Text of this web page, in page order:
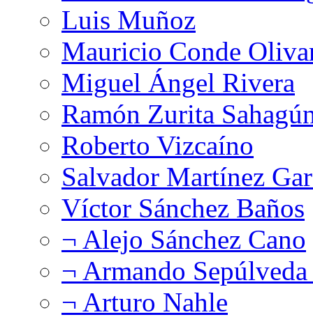
Luis Muñoz
Mauricio Conde
Miguel Ángel Rivera
Ramón Zurita
Roberto Vizcaíno
Salvador Martínez
Víctor Sánchez Baños
¬ Alejo Sánchez Cano
¬ Armando
¬ Arturo Nahle